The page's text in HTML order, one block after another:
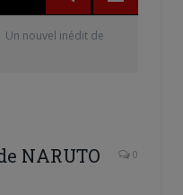
Un nouvel inédit de
NARUTO
0